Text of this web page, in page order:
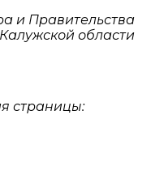
и Правительства
Калужской области
страницы: